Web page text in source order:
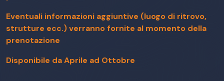
Eventuali informazioni aggiuntive (luogo di ritrovo,
strutture ecc.) verranno fornite al momento della
prenotazione
Disponibile da Aprile ad Ottobre